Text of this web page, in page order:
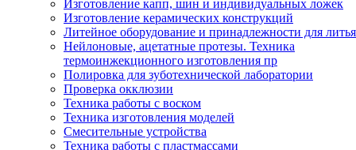
Изготовление капп, шин и индивидуальных ложек
Изготовление керамических конструкций
Литейное оборудование и принадлежности для литья
Нейлоновые, ацетатные протезы. Техника
термоинжекционного изготовления пр
Полировка для зуботехнической лаборатории
Проверка окклюзии
Техника работы с воском
Техника изготовления моделей
Смесительные устройства
Техника работы с пластмассами